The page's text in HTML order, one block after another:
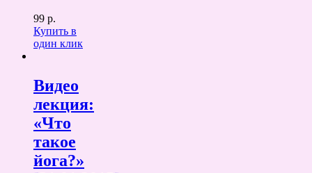
99 р.
Купить в
один клик
Видео
лекция:
«Что
такое
йога?»